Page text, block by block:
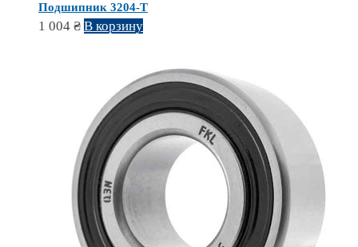
Подшипник 3204-Т
1 004 ₴ В корзину